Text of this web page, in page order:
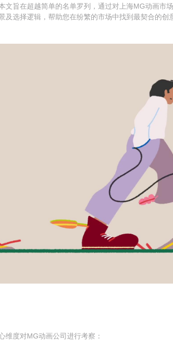
文旨在超越简单的名单罗列，通过对上海MG动画市
及选择逻辑，帮助您在纷繁的市场中找到最契合的创
维度对MG动画公司进行考察：